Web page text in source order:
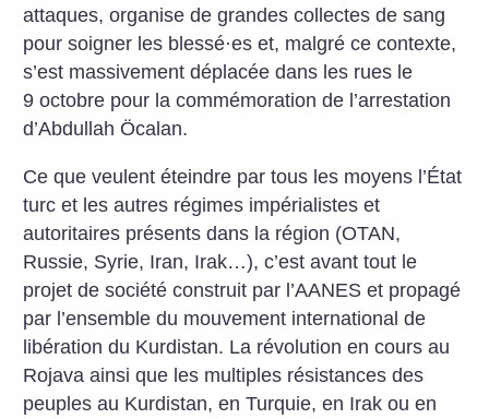
attaques, organise de grandes collectes de sang
pour soigner les blessé·es et, malgré ce contexte,
s’est massivement déplacée dans les rues le
9 octobre pour la commémoration de l’arrestation
d’Abdullah Öcalan.
Ce que veulent éteindre par tous les moyens l’État
turc et les autres régimes impérialistes et
autoritaires présents dans la région (OTAN,
Russie, Syrie, Iran, Irak…), c’est avant tout le
projet de société construit par l’AANES et propagé
par l’ensemble du mouvement international de
libération du Kurdistan. La révolution en cours au
Rojava ainsi que les multiples résistances des
peuples au Kurdistan, en Turquie, en Irak ou en